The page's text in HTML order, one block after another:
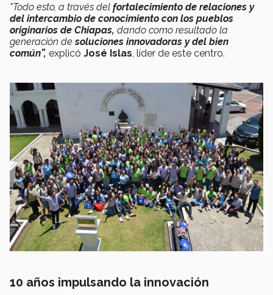
"Todo esto, a través del fortalecimiento de relaciones y
del intercambio de conocimiento con los pueblos
originarios de Chiapas, dando como resultado la
generación desoluciones innovadoras y del bien
común”, explicó José Islas , líder de este centro.
10 años impulsando la innovación